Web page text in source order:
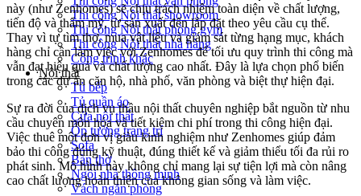
Thi công Nội thất showroom
Thi công Nội thất phòng gym
Thi công Nội thất nhà hàng
Công trình khác
Nội thất
Tủ bếp
Tủ quần áo
Cửa nội thất
Ốp tường trang trí
Sofa
Bàn thờ
Ngôi nhà thông minh
Vách ngăn phòng
này (như Zenhomes) sẽ chịu trách nhiệm toàn diện về chất lượng,
tiến độ và thẩm mỹ, từ sản xuất đến lắp đặt theo yêu cầu cụ thể.
Thay vì tự tìm thợ, mua vật liệu và giám sát từng hạng mục, khách
hàng chỉ cần làm việc với Zenhomes để tối ưu quy trình thi công mà
vẫn đạt hiệu quả và chất lượng cao nhất. Đây là lựa chọn phổ biến
trong các dự án căn hộ, nhà phố, văn phòng và biệt thự hiện đại.
Sự ra đời của dịch vụ thầu nội thất chuyên nghiệp bắt nguồn từ nhu
cầu chuyên môn hóa và tiết kiệm chi phí trong thi công hiện đại.
Việc thuê một đơn vị giàu kinh nghiệm như Zenhomes giúp đảm
bảo thi công đúng kỹ thuật, đúng thiết kế và giảm thiểu tối đa rủi ro
phát sinh. Mô hình này không chỉ mang lại sự tiện lợi mà còn nâng
cao chất lượng hoàn thiện của không gian sống và làm việc.